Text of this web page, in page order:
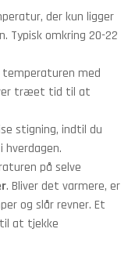
der kun ligger
Typisk omkring 20-22
med
træet tid til at
stigning, indtil du
på selve
. Bliver det varmere, er
og slår revner. Et
at tjekke